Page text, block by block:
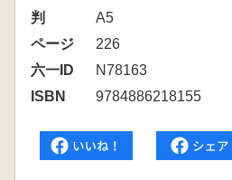
判
A5
ページ
226
六一ID
N78163
ISBN
9784886218155